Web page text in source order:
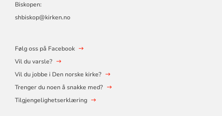
Biskopen:
shbiskop@kirken.no
Følg oss på Facebook
Vil du varsle?
Vil du jobbe i Den norske kirke?
Trenger du noen å snakke med?
Tilgjengelighetserklæring